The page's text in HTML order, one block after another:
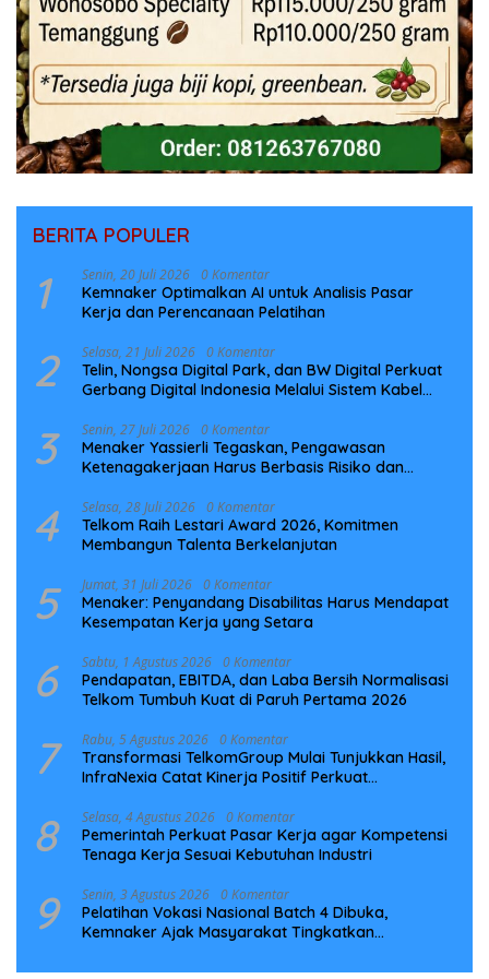
BERITA POPULER
1 Senin, 20 Juli 2026 0 Komentar
Kemnaker Optimalkan AI untuk Analisis Pasar
Kerja dan Perencanaan Pelatihan
2 Selasa, 21 Juli 2026 0 Komentar
Telin, Nongsa Digital Park, dan BW Digital Perkuat
Gerbang Digital Indonesia Melalui Sistem Kabel
3 Senin, 27 Juli 2026 0 Komentar
Menaker Yassierli Tegaskan, Pengawasan
Ketenagakerjaan Harus Berbasis Risiko dan
4 Selasa, 28 Juli 2026 0 Komentar
Telkom Raih Lestari Award 2026, Komitmen
Membangun Talenta Berkelanjutan
5 Jumat, 31 Juli 2026 0 Komentar
Menaker: Penyandang Disabilitas Harus Mendapat
Kesempatan Kerja yang Setara
6 Sabtu, 1 Agustus 2026 0 Komentar
Pendapatan, EBITDA, dan Laba Bersih Normalisasi
Telkom Tumbuh Kuat di Paruh Pertama 2026
7 Rabu, 5 Agustus 2026 0 Komentar
Transformasi TelkomGroup Mulai Tunjukkan Hasil,
InfraNexia Catat Kinerja Positif Perkuat
8 Selasa, 4 Agustus 2026 0 Komentar
Pemerintah Perkuat Pasar Kerja agar Kompetensi
Tenaga Kerja Sesuai Kebutuhan Industri
9 Senin, 3 Agustus 2026 0 Komentar
Pelatihan Vokasi Nasional Batch 4 Dibuka,
Kemnaker Ajak Masyarakat Tingkatkan